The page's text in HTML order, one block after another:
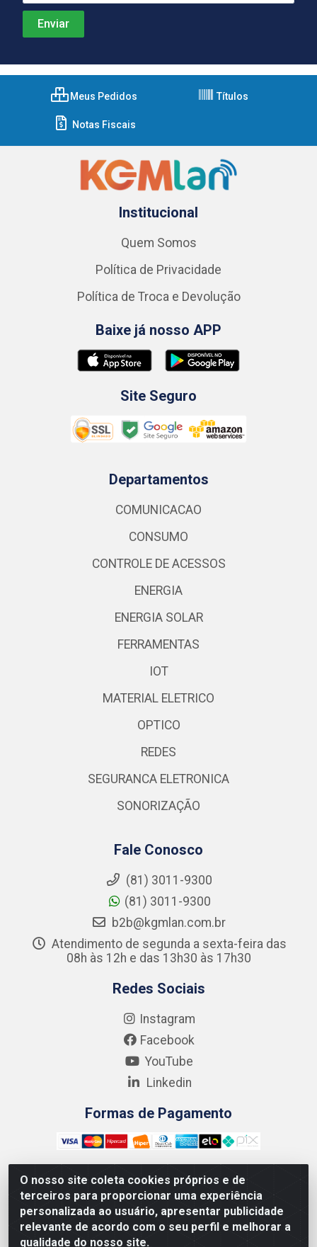
O nosso site coleta cookies próprios e de
terceiros para proporcionar uma experiência
personalizada ao usuário, apresentar publicidade
relevante de acordo com o seu perfil e melhorar a
qualidade do nosso site.
Meus Pedidos Títulos
Notas Fiscais
Institucional
Quem Somos
Política de Privacidade
Política de Troca e Devolução
Baixe já nosso APP
Site Seguro
Departamentos
COMUNICACAO
CONSUMO
CONTROLE DE ACESSOS
ENERGIA
ENERGIA SOLAR
FERRAMENTAS
IOT
MATERIAL ELETRICO
OPTICO
REDES
SEGURANCA ELETRONICA
SONORIZAÇÃO
Fale Conosco
(81) 3011-9300
(81) 3011-9300
b2b@kgmlan.com.br
Atendimento de segunda a sexta-feira das
08h às 12h e das 13h30 às 17h30
Redes Sociais
Instagram
Facebook
YouTube
Linkedin
Formas de Pagamento
Kgmlan Distribuidora LTDA - CNPJ 18.217.682/0001-54 -
Rua Pedro de Barros Cavalcante, 58 - Bultrins, Olinda/PE
- CEP 53320-110